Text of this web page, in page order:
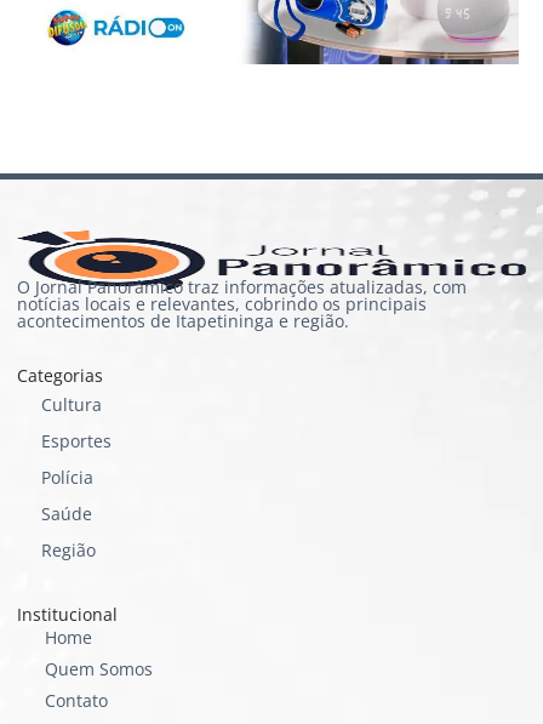
O Jornal Panorâmico traz informações atualizadas, com
notícias locais e relevantes, cobrindo os principais
acontecimentos de Itapetininga e região.
Categorias
Cultura
Esportes
Polícia
Saúde
Região
Institucional
Home
Quem Somos
Contato